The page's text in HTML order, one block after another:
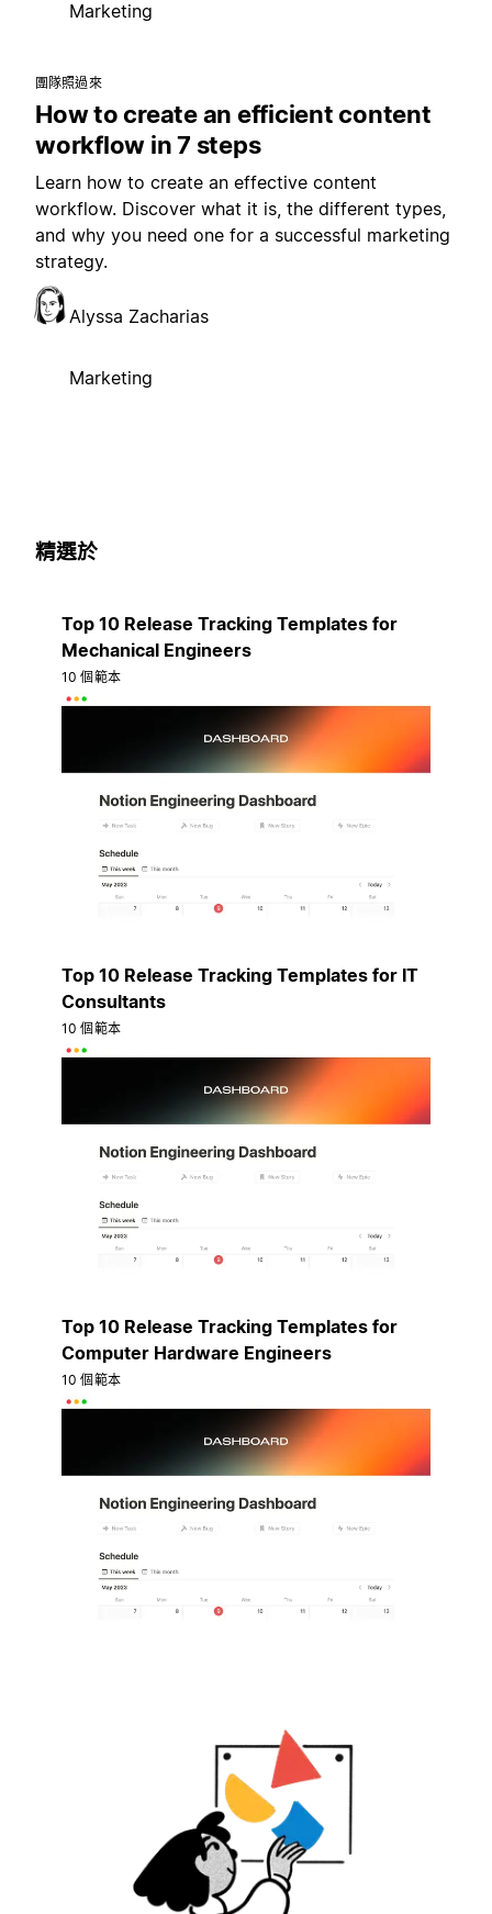
Marketing
團隊照過來
How to create an efficient content
workflow in 7 steps
Learn how to create an effective content
workflow. Discover what it is, the different types,
and why you need one for a successful marketing
strategy.
Alyssa Zacharias
Marketing
精選於
Top 10 Release Tracking Templates for
Mechanical Engineers
10 個範本
Top 10 Release Tracking Templates for IT
Consultants
10 個範本
Top 10 Release Tracking Templates for
Computer Hardware Engineers
10 個範本